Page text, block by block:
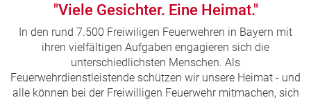
"Viele Gesichter. Eine Heimat."
In den rund 7.500 Freiwiligen Feuerwehren in Bayern mit
ihren vielfältigen Aufgaben engagieren sich die
unterschiedlichsten Menschen. Als
Feuerwehrdienstleistende schützen wir unsere Heimat - und
alle können bei der Freiwilligen Feuerwehr mitmachen, sich